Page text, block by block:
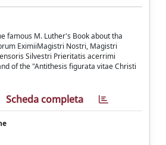
famous M. Luther's Book about tha
EximiiMagistri Nostri, Magistri
Silvestri Prieritatis acerrimi
of the "Antithesis figurata vitae Christi
Scheda completa